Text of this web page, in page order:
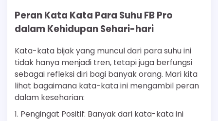
Peran Kata Kata Para Suhu FB Pro
dalam Kehidupan Sehari-hari
Kata-kata bijak yang muncul dari para suhu ini
tidak hanya menjadi tren, tetapi juga berfungsi
sebagai refleksi diri bagi banyak orang. Mari kita
lihat bagaimana kata-kata ini mengambil peran
dalam keseharian:
1. Pengingat Positif: Banyak dari kata-kata ini